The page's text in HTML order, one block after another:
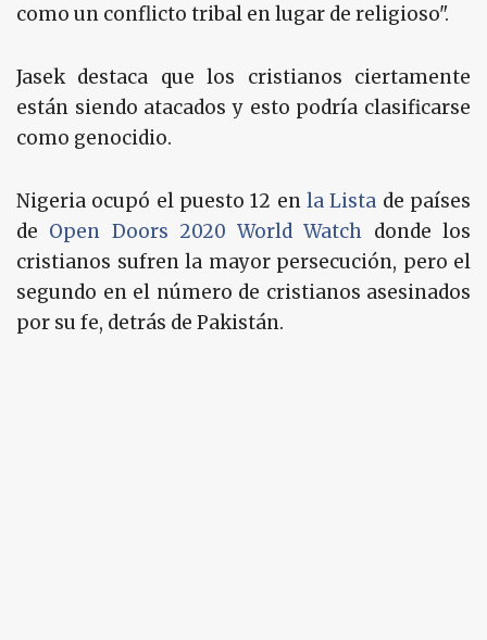
como un conflicto tribal en lugar de religioso".
Jasek destaca que los cristianos ciertamente
están siendo atacados y esto podría clasificarse
como genocidio.
Nigeria ocupó el puesto 12 en la Lista de países
de Open Doors 2020 World Watch donde los
cristianos sufren la mayor persecución, pero el
segundo en el número de cristianos asesinados
por su fe, detrás de Pakistán.